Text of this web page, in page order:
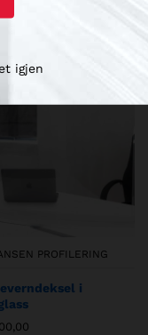
PROFILERING
i
igjen